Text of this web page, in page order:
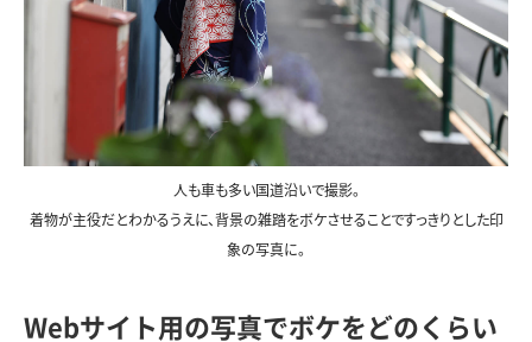
人も車も多い国道沿いで撮影。
着物が主役だとわかるうえに、背景の雑踏をボケさせることですっきりとした印
象の写真に。
Webサイト用の写真でボケをどのくらい